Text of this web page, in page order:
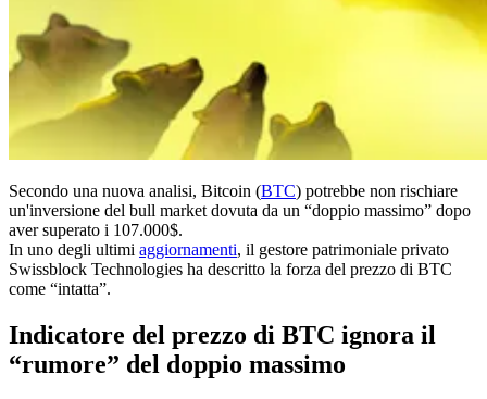
Secondo una nuova analisi, Bitcoin (BTC) potrebbe non rischiare
un'inversione del bull market dovuta da un “doppio massimo” dopo
aver superato i 107.000$.
In uno degli ultimi aggiornamenti, il gestore patrimoniale privato
Swissblock Technologies ha descritto la forza del prezzo di BTC
come “intatta”.
Indicatore del prezzo di BTC ignora il
“rumore” del doppio massimo